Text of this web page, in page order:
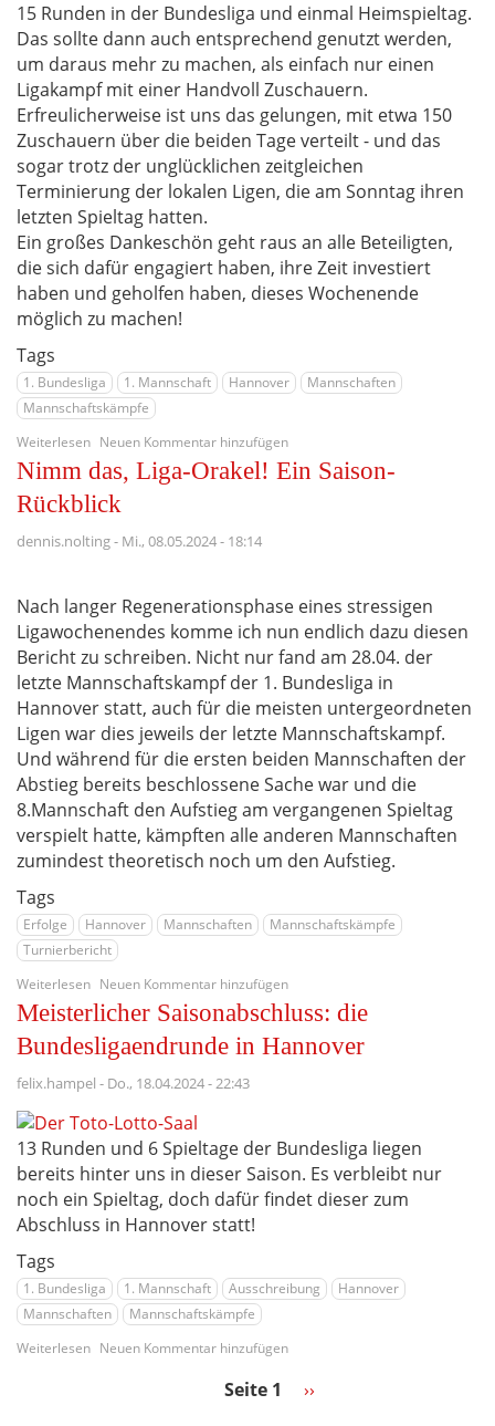
Biergarten
15 Runden in der Bundesliga und einmal Heimspieltag.
Das sollte dann auch entsprechend genutzt werden,
um daraus mehr zu machen, als einfach nur einen
Ligakampf mit einer Handvoll Zuschauern.
Erfreulicherweise ist uns das gelungen, mit etwa 150
Zuschauern über die beiden Tage verteilt - und das
sogar trotz der unglücklichen zeitgleichen
Terminierung der lokalen Ligen, die am Sonntag ihren
letzten Spieltag hatten.
Ein großes Dankeschön geht raus an alle Beteiligten,
die sich dafür engagiert haben, ihre Zeit investiert
haben und geholfen haben, dieses Wochenende
möglich zu machen!
Tags
1. Bundesliga 1. Mannschaft Hannover
Mannschaften
Mannschaftskämpfe
Weiterlesen über
Ein
letztes
Mal
Ausrufezeichen
setzen
Hannover
Neuen Kommentar hinzufügen
Nimm das, Liga-Orakel! Ein Saison-
Rückblick
dennis.nolting- Mi., 08.05.2024 - 18:14
Nach langer Regenerationsphase eines stressigen
Ligawochenendes komme ich nun endlich dazu diesen
Bericht zu schreiben. Nicht nur fand am 28.04. der
letzte Mannschaftskampf der 1. Bundesliga in
Hannover statt, auch für die meisten untergeordneten
Ligen war dies jeweils der letzte Mannschaftskampf.
Und während für die ersten beiden Mannschaften der
Abstieg bereits beschlossene Sache war und die
8.Mannschaft den Aufstieg am vergangenen Spieltag
verspielt hatte, kämpften alle anderen Mannschaften
zumindest theoretisch noch um den Aufstieg.
Tags
Erfolge Hannover Mannschaften
Mannschaftskämpfe
Turnierbericht
Weiterlesen über
Nimm
das,
Liga-
Orakel!
Ein
Rückblick
Neuen Kommentar hinzufügen
Meisterlicher Saisonabschluss: die
Bundesligaendrunde in Hannover
felix.hampel - Do., 18.04.2024 - 22:43
13 Runden und 6 Spieltage der Bundesliga liegen
bereits hinter uns in dieser Saison. Es verbleibt nur
noch ein Spieltag, doch dafür findet dieser zum
Abschluss in Hannover statt!
Tags
1. Bundesliga 1. Mannschaft Ausschreibung
Hannover
Mannschaften
Mannschaftskämpfe
Weiterlesen über
Neuen Kommentar hinzufügen
Seite 1
Nächste
››